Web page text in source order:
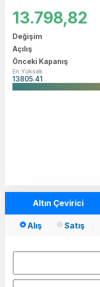
13.798,82
Değişim
Açılış
Önceki Kapanış
En Yüksek
13805.41
Altın Çevirici
Alış Satış